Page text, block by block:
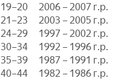
19–20
2006 – 2007 г.р.
21–23
2003 – 2005 г.р.
24–29
1997 – 2002 г.р.
30–34
1992 – 1996 г.р.
35–39
1987 – 1991 г.р.
40–44
1982 – 1986 г.р.